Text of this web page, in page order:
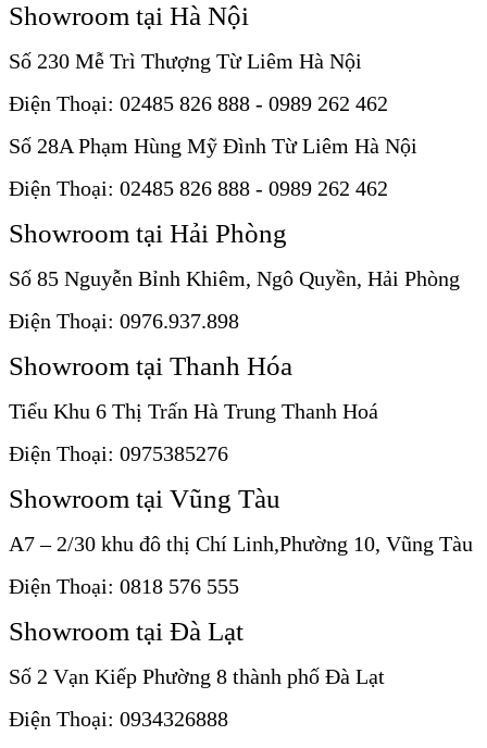
Showroom tại Hà Nội
Số 230 Mễ Trì Thượng Từ Liêm Hà Nội
Điện Thoại: 02485 826 888 - 0989 262 462
Số 28A Phạm Hùng Mỹ Đình Từ Liêm Hà Nội
Điện Thoại: 02485 826 888 - 0989 262 462
Showroom tại Hải Phòng
Số 85 Nguyễn Bỉnh Khiêm, Ngô Quyền, Hải Phòng
Điện Thoại: 0976.937.898
Showroom tại Thanh Hóa
Tiểu Khu 6 Thị Trấn Hà Trung Thanh Hoá
Điện Thoại: 0975385276
Showroom tại Vũng Tàu
A7 – 2/30 khu đô thị Chí Linh,Phường 10, Vũng Tàu
Điện Thoại: 0818 576 555
Showroom tại Đà Lạt
Số 2 Vạn Kiếp Phường 8 thành phố Đà Lạt
Điện Thoại: 0934326888